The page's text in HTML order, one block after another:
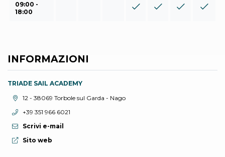
09:00 -
18:00
INFORMAZIONI
TRIADE SAIL ACADEMY
Località:12 - 38069 Torbole sul Garda - Nago
Telefono:
+39 351 966 6021
Scrivi e-mail
Sito web:
Sito web